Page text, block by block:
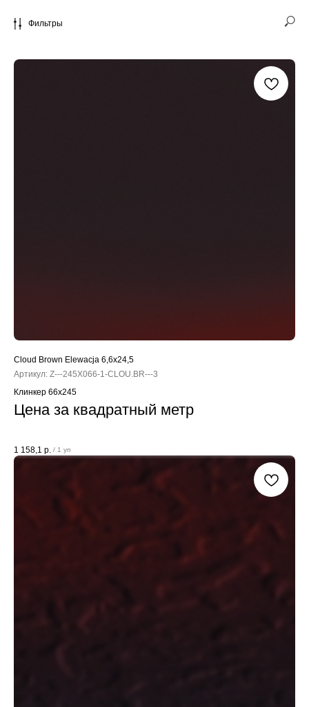
Фильтры
Cloud Brown Elewacja 6,6x24,5
Артикул: Z---245X066-1-CLOU.BR---3
Клинкер 66x245
Цена за квадратный метр
1 158,1 р. / 1 уп